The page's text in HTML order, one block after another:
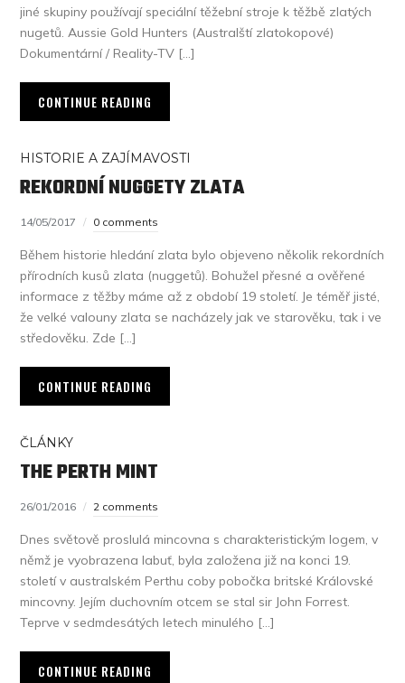
jiné skupiny používají speciální těžební stroje k těžbě zlatých
nugetů. Aussie Gold Hunters (Australští zlatokopové)
Dokumentární / Reality-TV […]
CONTINUE READING
HISTORIE A ZAJÍMAVOSTI
REKORDNÍ NUGGETY ZLATA
14/05/2017 0 comments
Během historie hledání zlata bylo objeveno několik rekordních
přírodních kusů zlata (nuggetů). Bohužel přesné a ověřené
informace z těžby máme až z období 19 století. Je téměř jisté,
že velké valouny zlata se nacházely jak ve starověku, tak i ve
středověku. Zde […]
CONTINUE READING
ČLÁNKY
THE PERTH MINT
26/01/2016 2 comments
Dnes světově proslulá mincovna s charakteristickým logem, v
němž je vyobrazena labuť, byla založena již na konci 19.
století v australském Perthu coby pobočka britské Královské
mincovny. Jejím duchovním otcem se stal sir John Forrest.
Teprve v sedmdesátých letech minulého […]
CONTINUE READING